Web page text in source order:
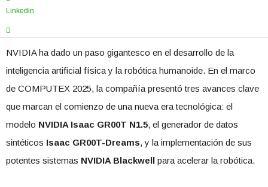
Linkedin
NVIDIA ha dado un paso gigantesco en el desarrollo de la
inteligencia artificial física y la robótica humanoide. En el marco
de COMPUTEX 2025, la compañía presentó tres avances clave
que marcan el comienzo de una nueva era tecnológica: el
modelo NVIDIA Isaac GR00T N1.5, el generador de datos
sintéticos Isaac GR00T-Dreams, y la implementación de sus
potentes sistemas NVIDIA Blackwell para acelerar la robótica.